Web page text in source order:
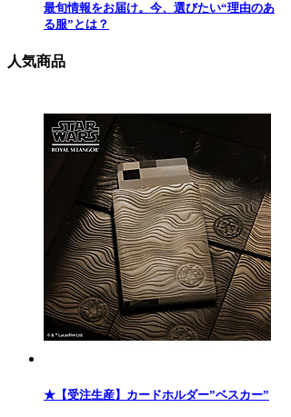
最旬情報をお届け。今、選びたい“理由のあ
る服”とは？
人気商品
★【受注生産】カードホルダー”ベスカー”